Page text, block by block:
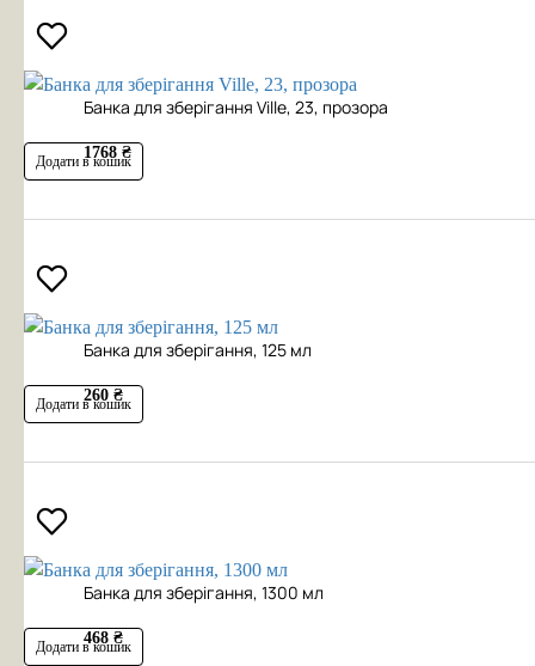
Банка для зберігання Ville, 23, прозора
1768 ₴
Додати в кошик
Банка для зберігання, 125 мл
260 ₴
Додати в кошик
Банка для зберігання, 1300 мл
468 ₴
Додати в кошик